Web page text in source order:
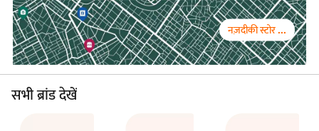
नज़दीकी स्टोर ...
सभी ब्रांड देखें